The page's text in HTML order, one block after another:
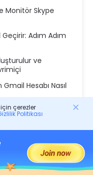
Monitör Skype
Adım Adım
ve
Hesabı Nasıl
çerezler
Politikası